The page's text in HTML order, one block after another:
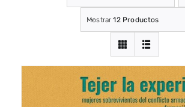
Mostrar12 Productos